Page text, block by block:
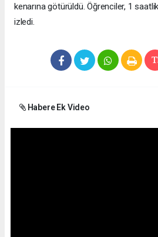
kenarına götürüldü. Öğrenciler, 1
izledi.
Habere Ek Video